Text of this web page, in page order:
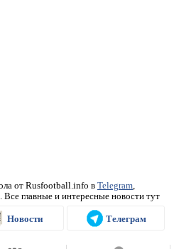
от Rusfootball.info в Telegram,
. Все главные и интересные новости тут
Новости Телеграм